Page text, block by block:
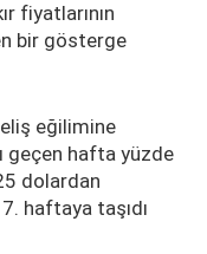
fiyatlarının
bir gösterge
eğilimine
geçen hafta yüzde
dolardan
haftaya taşıdı